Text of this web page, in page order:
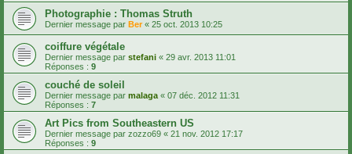
Photographie : Thomas Struth
Dernier message par Ber « 25 oct. 2013 10:25
coiffure végétale
Dernier message par stefani « 29 avr. 2013 11:01
Réponses : 9
couché de soleil
Dernier message par malaga « 07 déc. 2012 11:31
Réponses : 7
Art Pics from Southeastern US
Dernier message par zozzo69 « 21 nov. 2012 17:17
Réponses : 9